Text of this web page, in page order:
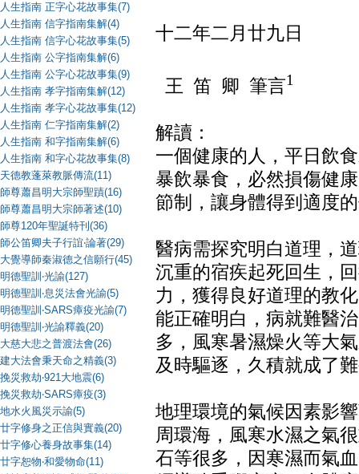
人生指南 正字心花故事集(7)
人生指南 信字指南集解(4)
人生指南 信字心花故事集(5)
人生指南 公字指南集解(6)
人生指南 公字心花故事集(9)
人生指南 孝字指南集解(12)
人生指南 孝字心花故事集(12)
人生指南 仁字指南集解(2)
人生指南 和字指南集解(6)
人生指南 和字心花故事集(8)
天德教蓬萊教脈傳流(11)
師尊蕭昌明大宗師聖蹟(16)
師尊蕭昌明大宗師著述(10)
師尊120年聖誕特刊(36)
師公笛卿夫子行誼‧論著(29)
大覺導師秦淑德之信願行(45)
明德聖訓‧光諭(127)
明德聖訓‧息災法會光諭(5)
明德聖訓‧SARS瘴疫光諭(7)
明德聖訓‧光諭釋義(20)
大慈大悲之普渡法會(26)
建大法會秉天命之精義(3)
挽災救劫‧921大地震(6)
挽災救劫‧SARS瘴疫(3)
地水火風災示諭(5)
廿字修身之正信與實義(20)
廿字修心養身故事集(14)
廿字恕物‧和愛物命(11)
十二年二月廿九日
王 笛 卿 筆言1
解讀：
一個健康的人，平日飲
暴飲暴食，必然損傷健
節制，讓身體得到適度
醫病需探究明白道理，
沉重的宿疾起死回生，
力，獲得良好道理的教
能正確明白，病就難醫
多，風寒暑濕燥火等大
及時驅逐，久積就成了
地理環境的氣候因素影
周環海，風寒水濕之氣
石等很多，因寒濕而氣